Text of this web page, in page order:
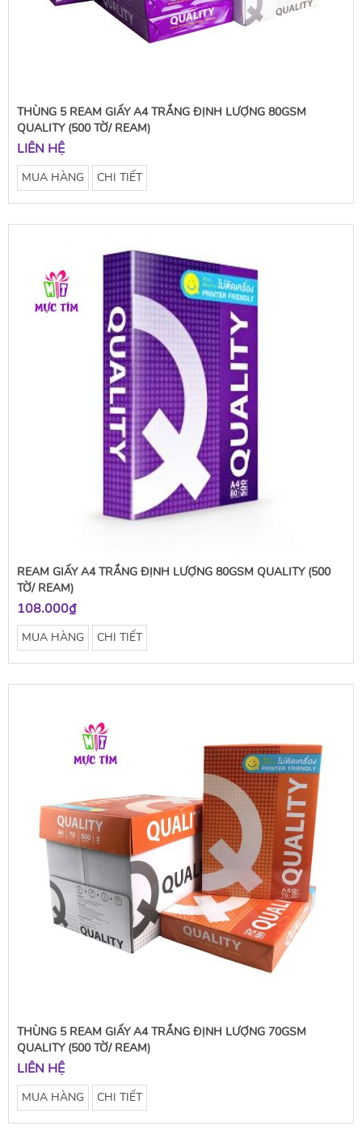
THÙNG 5 REAM GIẤY A4 TRẮNG ĐỊNH LƯỢNG 80GSM
QUALITY (500 TỜ/ REAM)
LIÊN HỆ
MUA HÀNG CHI TIẾT
REAM GIẤY A4 TRẮNG ĐỊNH LƯỢNG 80GSM QUALITY (500
TỜ/ REAM)
108.000₫
MUA HÀNG CHI TIẾT
THÙNG 5 REAM GIẤY A4 TRẮNG ĐỊNH LƯỢNG 70GSM
QUALITY (500 TỜ/ REAM)
LIÊN HỆ
MUA HÀNG CHI TIẾT